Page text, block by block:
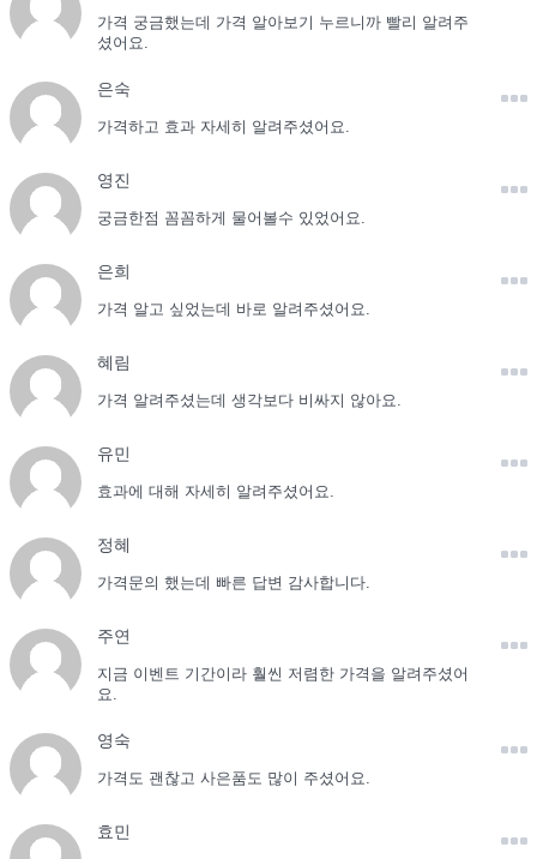
가격 궁금했는데 가격 알아보기 누르니까 빨리 알려주
셨어요.
은숙
가격하고 효과 자세히 알려주셨어요.
영진
궁금한점 꼼꼼하게 물어볼수 있었어요.
은희
가격 알고 싶었는데 바로 알려주셨어요.
혜림
가격 알려주셨는데 생각보다 비싸지 않아요.
유민
효과에 대해 자세히 알려주셨어요.
정혜
가격문의 했는데 빠른 답변 감사합니다.
주연
지금 이벤트 기간이라 훨씬 저렴한 가격을 알려주셨어
요.
영숙
가격도 괜찮고 사은품도 많이 주셨어요.
효민